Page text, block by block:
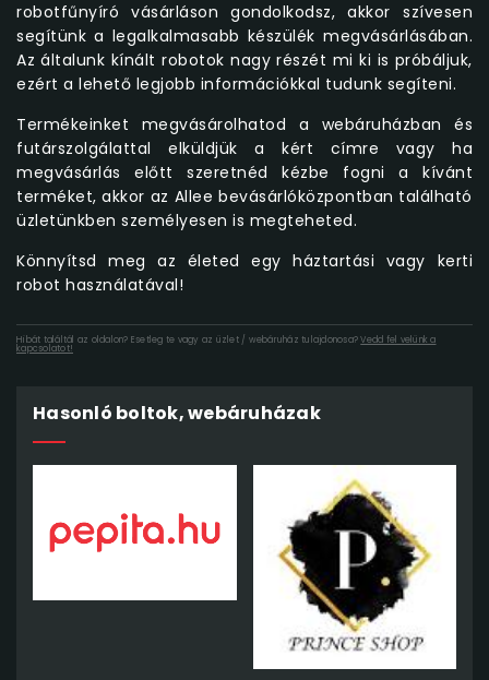
robotfűnyíró vásárláson gondolkodsz, akkor szívesen
segítünk a legalkalmasabb készülék megvásárlásában.
Az általunk kínált robotok nagy részét mi ki is próbáljuk,
ezért a lehető legjobb információkkal tudunk segíteni.
Termékeinket megvásárolhatod a webáruházban és
futárszolgálattal elküldjük a kért címre vagy ha
megvásárlás előtt szeretnéd kézbe fogni a kívánt
terméket, akkor az Allee bevásárlóközpontban található
üzletünkben személyesen is megteheted.
Könnyítsd meg az életed egy háztartási vagy kerti
robot használatával!
Hibát találtál az oldalon? Esetleg te vagy az üzlet / webáruház tulajdonosa?Vedd fel velünk a
kapcsolatot!
Hasonló boltok, webáruházak